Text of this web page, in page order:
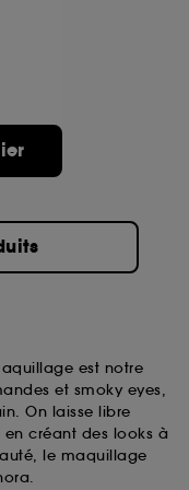
est notre
et smoky eyes,
On laisse libre
créant des looks à
le maquillage
le dépôt et la
accord. Vous
accepter".
de
pour les
pouvez à tout
Si vous
les cookies